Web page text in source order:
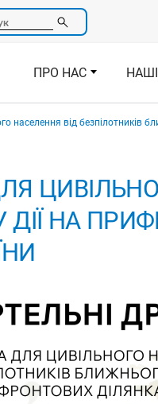
ПРО НАС
населення від безпілотників
ДІЇ НА